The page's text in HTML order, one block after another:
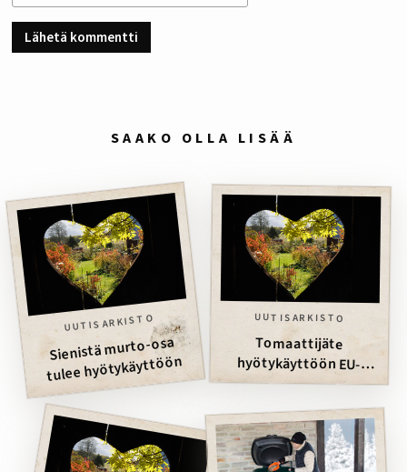
SAAKO OLLA LISÄÄ
UUTISARKISTO
Sienistä murto-osa
tulee hyötykäyttöön
UUTISARKISTO
Tomaattijäte
hyötykäyttöön EU-
projektissa